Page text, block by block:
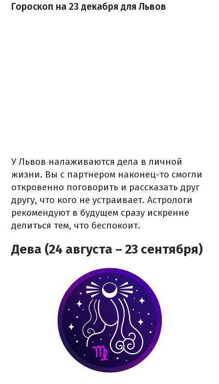
Гороскоп на 23 декабря для Львов
У Львов налаживаются дела в личной
жизни. Вы с партнером наконец-то смогли
откровенно поговорить и рассказать друг
другу, что кого не устраивает. Астрологи
рекомендуют в будущем сразу искренне
делиться тем, что беспокоит.
Дева (24 августа – 23 сентября)